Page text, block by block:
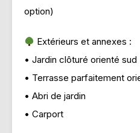
option)
Extérieurs et annexes :
• Jardin clôturé orienté sud
• Terrasse parfaitement
• Abri de jardin
• Carport